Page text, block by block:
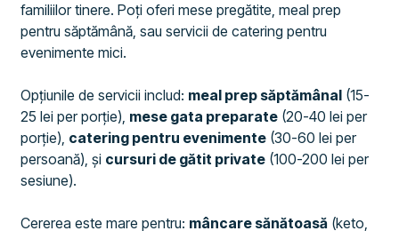
familiilor tinere. Poți oferi mese pregătite, meal prep
pentru săptămână, sau servicii de catering pentru
evenimente mici.
Opțiunile de servicii includ: meal prep săptămânal (15-
25 lei per porție), mese gata preparate (20-40 lei per
porție), catering pentru evenimente (30-60 lei per
persoană), și cursuri de gătit private (100-200 lei per
sesiune).
Cererea este mare pentru: mâncare sănătoasă (keto,